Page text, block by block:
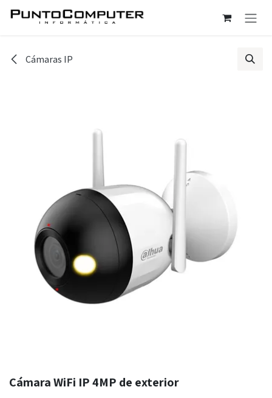
Ir al contenido
Cámaras IP
Cámara WiFi IP 4MP de exterior